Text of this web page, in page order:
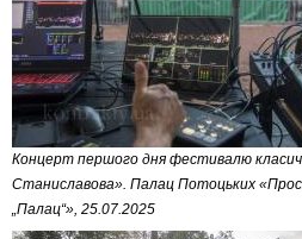
Концерт першого дня фестивалю
Станиславова». Палац Потоцьких
„Палац“», 25.07.2025